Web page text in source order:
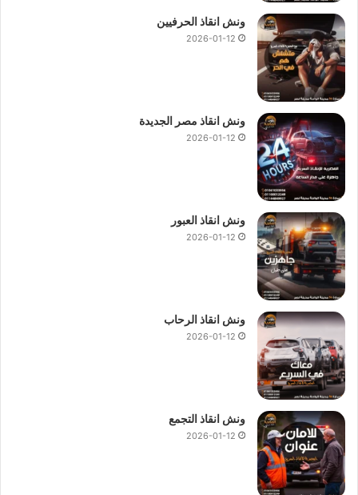
ونش انقاذ الحرفيين
2026-01-12
ونش انقاذ مصر الجديدة
2026-01-12
ونش انقاذ العبور
2026-01-12
ونش انقاذ الرحاب
2026-01-12
ونش انقاذ التجمع
2026-01-12